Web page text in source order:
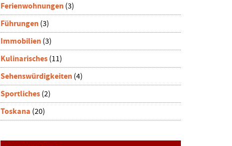
Ferienwohnungen (3)
Führungen (3)
Immobilien (3)
Kulinarisches (11)
Sehenswürdigkeiten (4)
Sportliches (2)
Toskana (20)